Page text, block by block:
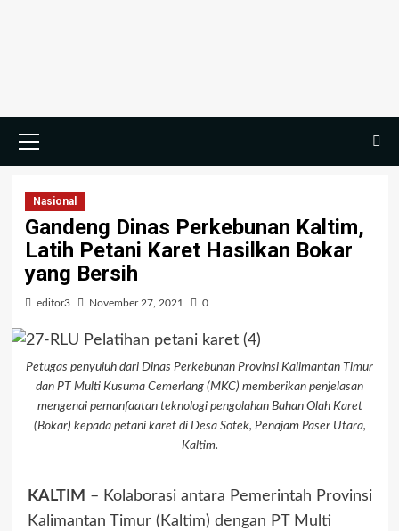
Nasional
Gandeng Dinas Perkebunan Kaltim,
Latih Petani Karet Hasilkan Bokar
yang Bersih
editor3 November 27, 2021 0
Petugas penyuluh dari Dinas Perkebunan Provinsi Kalimantan Timur
dan PT Multi Kusuma Cemerlang (MKC) memberikan penjelasan
mengenai pemanfaatan teknologi pengolahan Bahan Olah Karet
(Bokar) kepada petani karet di Desa Sotek, Penajam Paser Utara,
Kaltim.
KALTIM – Kolaborasi antara Pemerintah Provinsi
Kalimantan Timur (Kaltim) dengan PT Multi